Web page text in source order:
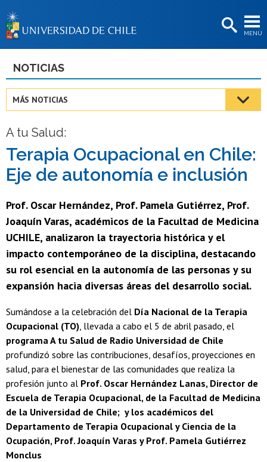
MENÚ
BIBLIOTECAS
Estudiantes
Funcionarias/os
Egresadas/os
NOTICIAS
MÁS NOTICIAS
A tu Salud:
Terapia Ocupacional en Chile:
Eje de autonomía e inclusión
Prof. Oscar Hernández, Prof. Pamela Gutiérrez, Prof.
Joaquín Varas, académicos de la Facultad de Medicina
UCHILE, analizaron la trayectoria histórica y el
impacto contemporáneo de la disciplina, destacando
su rol esencial en la autonomía de las personas y su
expansión hacia diversas áreas del desarrollo social.
Sumándose a la celebración del Día Nacional de la Terapia
Ocupacional (TO), llevada a cabo el 5 de abril pasado, el
programa A tu Salud de Radio Universidad de Chile
profundizó sobre las contribuciones, desafíos, proyecciones en
salud, para el bienestar de las comunidades que realiza la
profesión junto al Prof. Oscar Hernández Lanas, Director de
Escuela de Terapia Ocupacional, de la Facultad de Medicina
de la Universidad de Chile; y los académicos del
Departamento de Terapia Ocupacional y Ciencia de la
Ocupación, Prof. Joaquín Varas y Prof. Pamela Gutiérrez
Monclus